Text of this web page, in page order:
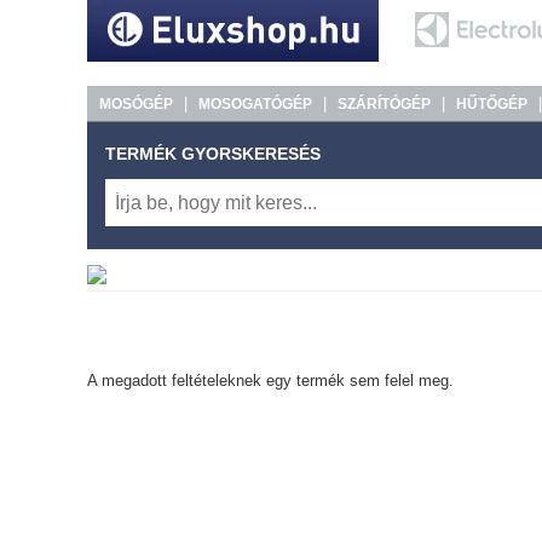
MOSÓGÉP MOSOGATÓGÉP SZÁRÍTÓGÉP HŰTŐGÉP
TERMÉK GYORSKERESÉS
A megadott feltételeknek egy termék sem felel meg.